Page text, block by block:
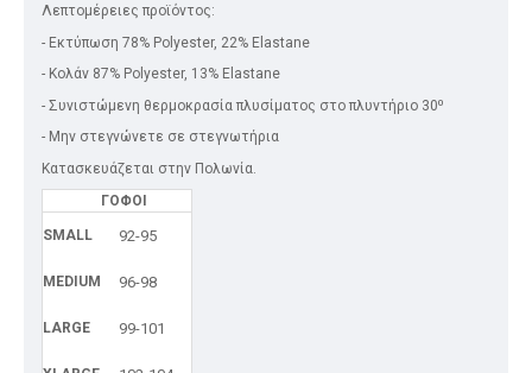
Λεπτομέρειες προϊόντος:
- Εκτύπωση 78% Polyester, 22% Elastane
- Κολάν 87% Polyester, 13% Elastane
- Συνιστώμενη θερμοκρασία πλυσίματος στο πλυντήριο 30⁰
- Μην στεγνώνετε σε στεγνωτήρια
Κατασκευάζεται στην Πολωνία.
ΓΟΦΟΙ
SMALL 92-95
MEDIUM 96-98
LARGE 99-101